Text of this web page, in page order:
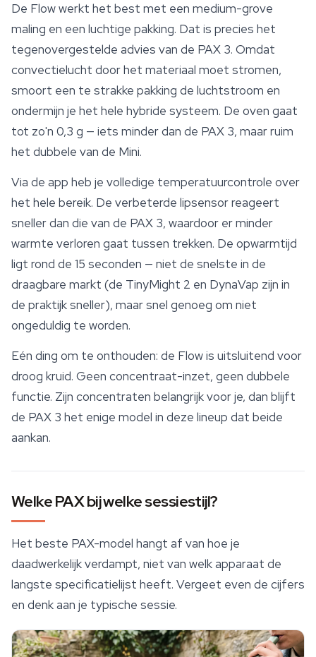
De Flow werkt het best met een medium-grove
maling en een luchtige pakking. Dat is precies het
tegenovergestelde advies van de PAX 3. Omdat
convectielucht door het materiaal moet stromen,
smoort een te strakke pakking de luchtstroom en
ondermijn je het hele hybride systeem. De oven gaat
tot zo'n 0,3 g — iets minder dan de PAX 3, maar ruim
het dubbele van de Mini.
Via de app heb je volledige temperatuurcontrole over
het hele bereik. De verbeterde lipsensor reageert
sneller dan die van de PAX 3, waardoor er minder
warmte verloren gaat tussen trekken. De opwarmtijd
ligt rond de 15 seconden — niet de snelste in de
draagbare markt (de TinyMight 2 en DynaVap zijn in
de praktijk sneller), maar snel genoeg om niet
ongeduldig te worden.
Eén ding om te onthouden: de Flow is uitsluitend voor
droog kruid. Geen concentraat-inzet, geen dubbele
functie. Zijn concentraten belangrijk voor je, dan blijft
de PAX 3 het enige model in deze lineup dat beide
aankan.
Welke PAX bij welke sessiestijl?
Het beste PAX-model hangt af van hoe je
daadwerkelijk verdampt, niet van welk apparaat de
langste specificatielijst heeft. Vergeet even de cijfers
en denk aan je typische sessie.